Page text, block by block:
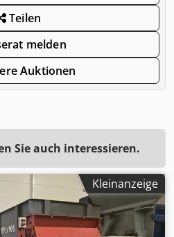
Teilen
melden
Auktionen
Sie auch interessieren.
Kleinanzeige